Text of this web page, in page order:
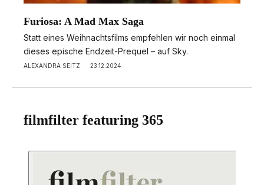
Furiosa: A Mad Max Saga
Statt eines Weihnachtsfilms empfehlen wir noch einmal
dieses epische Endzeit-Prequel – auf Sky.
ALEXANDRA SEITZ · 23.12.2024
filmfilter featuring 365